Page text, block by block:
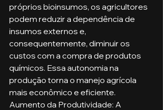
próprios bioinsumos, os agricultores
podem reduzir a dependência de
insumos externos e,
consequentemente, diminuir os
custos com a compra de produtos
químicos. Essa autonomia na
produção torna o manejo agrícola
mais econômico e eficiente.
Aumento da Produtividade: A